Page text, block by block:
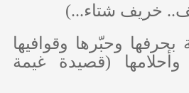
خريف شتاء...)
بحرفها وحبّرها وقوافيها
وأحلامها (قصيدة غيمة